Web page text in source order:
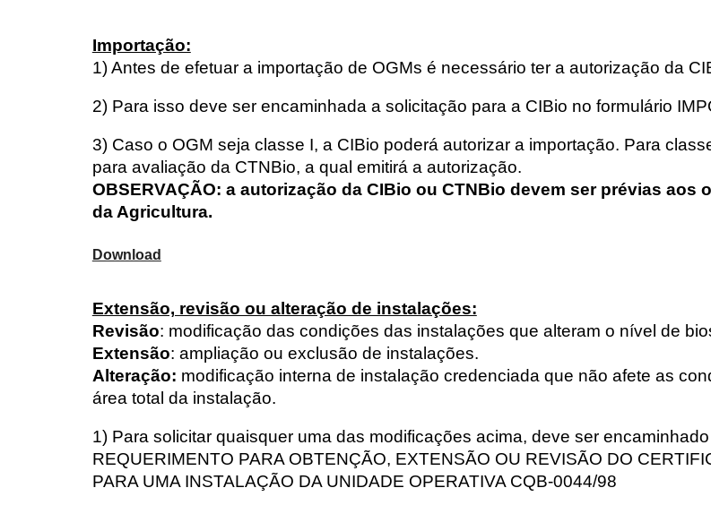
Importação:
1) Antes de efetuar a importação de OGMs é necessário ter a autorização da
2) Para isso deve ser encaminhada a solicitação para a CIBio no formulário
3) Caso o OGM seja classe I, a CIBio poderá autorizar a importação. Para
para avaliação da CTNBio, a qual emitirá a autorização.
OBSERVAÇÃO: a autorização da CIBio ou CTNBio devem ser prévias aos
da Agricultura.
Download
Extensão, revisão ou alteração de instalações:
Revisão: modificação das condições das instalações que alteram o nível de
Extensão: ampliação ou exclusão de instalações.
Alteração: modificação interna de instalação credenciada que não afete as
área total da instalação.
1) Para solicitar quaisquer uma das modificações acima, deve ser
REQUERIMENTO PARA OBTENÇÃO, EXTENSÃO OU REVISÃO DO
PARA UMA INSTALAÇÃO DA UNIDADE OPERATIVA CQB-0044/98